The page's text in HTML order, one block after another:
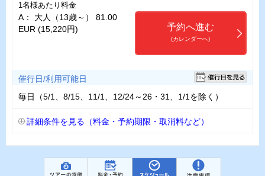
1名様あたり料金
A： 大人（13歳～） 81.00
EUR (15,220円)
予約へ進む
(カレンダーへ)
催行日/利用可能日
毎日（5/1、8/15、11/1、12/24～26・31、1/1を除く）
詳細条件を見る（料金・予約期限・取消料など）